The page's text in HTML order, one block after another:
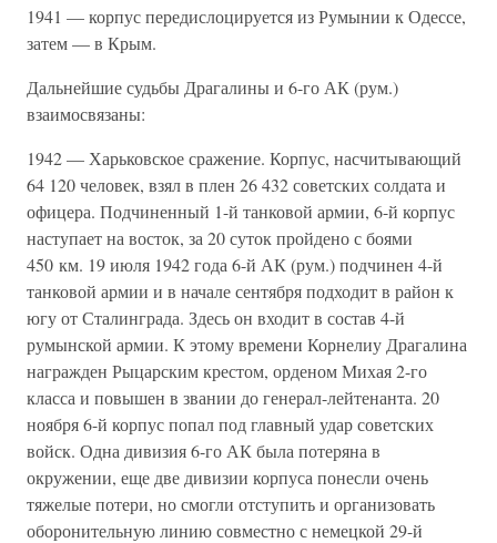
1941 — корпус передислоцируется из Румынии к Одессе,
затем — в Крым.
Дальнейшие судьбы Драгалины и 6-го АК (рум.)
взаимосвязаны:
1942 — Харьковское сражение. Корпус, насчитывающий
64 120 человек, взял в плен 26 432 советских солдата и
офицера. Подчиненный 1-й танковой армии, 6-й корпус
наступает на восток, за 20 суток пройдено с боями
450 км. 19 июля 1942 года 6-й АК (рум.) подчинен 4-й
танковой армии и в начале сентября подходит в район к
югу от Сталинграда. Здесь он входит в состав 4-й
румынской армии. К этому времени Корнелиу Драгалина
награжден Рыцарским крестом, орденом Михая 2-го
класса и повышен в звании до генерал-лейтенанта. 20
ноября 6-й корпус попал под главный удар советских
войск. Одна дивизия 6-го АК была потеряна в
окружении, еще две дивизии корпуса понесли очень
тяжелые потери, но смогли отступить и организовать
оборонительную линию совместно с немецкой 29-й